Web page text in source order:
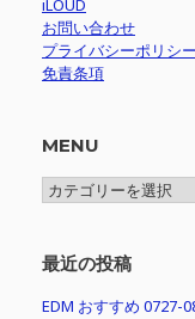
iLOUD
お問い合わせ
プライバシーポリシー
免責条項
MENU
MENU
最近の投稿
EDM おすすめ 0727-